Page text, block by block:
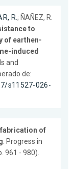
R.; ÑAÑEZ, R.
to
of earthen-
induced
and
de:
s11527-026-
of
. Progress in
961 - 980).